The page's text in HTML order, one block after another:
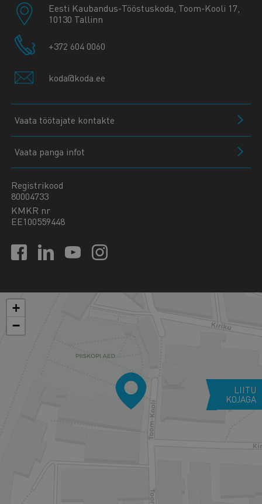
Eesti Kaubandus-Tööstuskoda, Toom-Kooli 17,
10130 Tallinn
+372 604 0060
koda@koda.ee
Vaata töötajate kontakte
Vaata panga infot
Registrikood
80004733
KMKR nr
EE100559448
+
−
LIITU
KOJAGA